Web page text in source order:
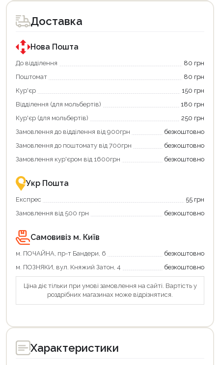
Доставка
Нова Пошта
До відділення
80 грн
Поштомат
80 грн
Кур'єр
150 грн
Відділення (для мольбертів)
180 грн
Кур'єр (для мольбертів)
250 грн
Замовлення до відділення від 900грн
безкоштовно
Замовлення до поштомату від 700грн
безкоштовно
Замовлення кур'єром від 1600грн
безкоштовно
Укр Пошта
Експрес
55 грн
Замовлення від 500 грн
безкоштовно
Самовивіз м. Київ
м. ПОЧАЙНА, пр-т Бандери, 6
безкоштовно
м. ПОЗНЯКИ, вул. Княжий Затон, 4
безкоштовно
Ціна діє тільки при умові замовлення на сайті. Вартість у
роздрібних магазинах може відрізнятися.
Характеристики